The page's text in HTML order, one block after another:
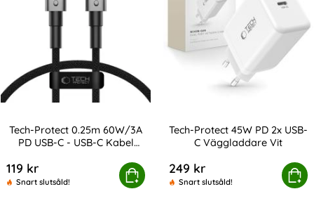
Tech-Protect 0.25m 60W/3A
PD USB-C - USB-C Kabel
119 kr
Snart slutsåld!
Köp
0.25m 60W/3A PD USB-C - USB-C Kabel UltraBoost
Tech-Protect 45W PD 2x USB-
C Väggladdare Vit
249 kr
Snart slutsåld!
Köp
Tech-Protect 45W PD 2x